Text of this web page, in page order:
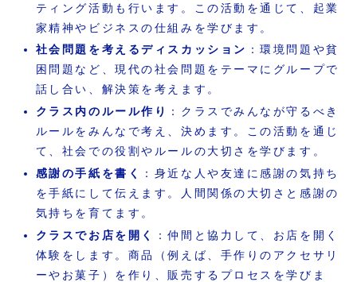
ティング活動も行います。この活動を通じて、起業
家精神やビジネスの仕組みを学びます。
社会問題を考えるディスカッション ：環境問題や貧
困問題など、現代の社会問題をテーマにグループで
話し合い、解決策を考えます。
クラス内のルール作り
：クラスでみんなが守るべき
ルールをみんなで考え、決めます。この活動を通じ
て、社会での役割やルールの大切さを学びます。
感謝の手紙を書く
：身近な人や友達に感謝の気持ち
を手紙にして伝えます。人間関係の大切さと感謝の
気持ちを育てます。
クラスでお店を開く
：仲間と協力して、お店を開く
体験をします。商品（例えば、手作りのアクセサリ
ーやお菓子）を作り、販売するプロセスを学びま